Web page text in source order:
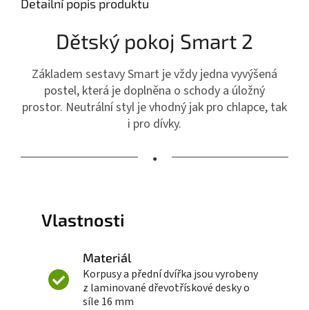
Detailní popis produktu
Dětský pokoj Smart 2
Základem sestavy Smart je vždy jedna vyvýšená
postel, která je doplněna o schody a úložný
prostor. Neutrální styl je vhodný jak pro chlapce, tak
i pro dívky.
•
Vlastnosti
Materiál
Korpusy a přední dvířka jsou vyrobeny
z laminované dřevotřískové desky o
síle 16 mm